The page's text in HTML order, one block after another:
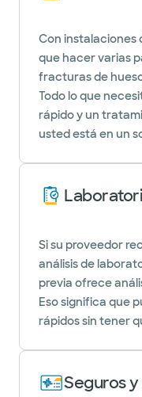
Con instalaciones
que hacer varias
fracturas de
Todo lo que
rápido y un
usted está en un
Si su proveedor
análisis de
previa ofrece
Eso significa que
rápidos sin tener
Seguros